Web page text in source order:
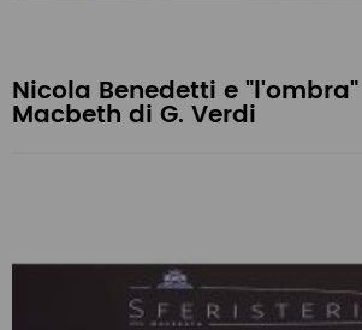
Nicola Benedetti e
Macbeth di G. Verdi